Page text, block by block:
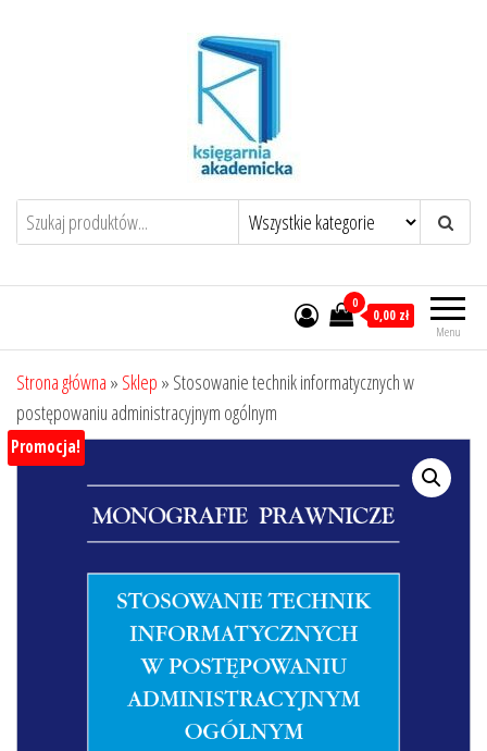
Menu
0
0,00 zł
Strona główna » Sklep » Stosowanie technik informatycznych w
postępowaniu administracyjnym ogólnym
Promocja!